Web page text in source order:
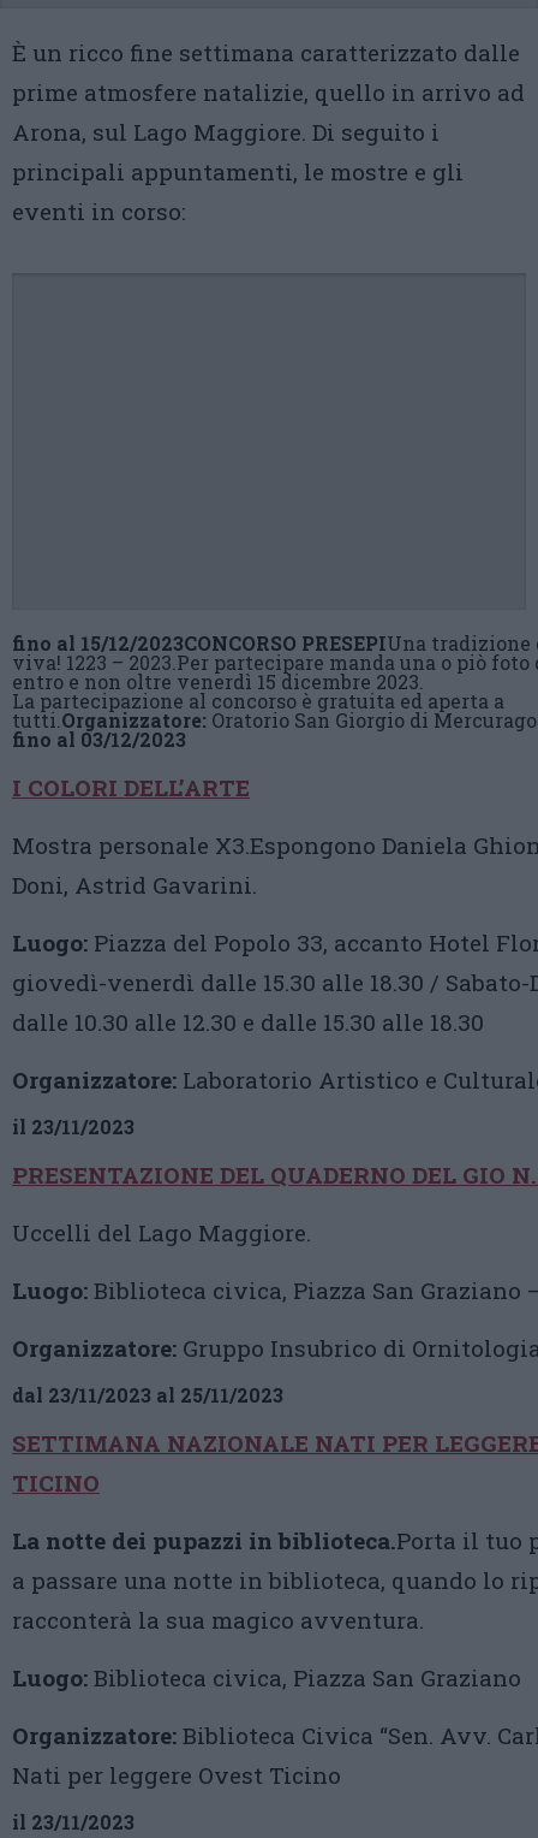
È un ricco fine settimana caratterizzato dalle
prime atmosfere natalizie, quello in arrivo ad
Arona, sul Lago Maggiore. Di seguito i
principali appuntamenti, le mostre e gli
eventi in corso:
fino al 15/12/2023CONCORSO PRESEPIUna tradizione
viva! 1223 – 2023.Per partecipare manda una o piò foto
entro e non oltre venerdì 15 dicembre 2023.
La partecipazione al concorso è gratuita ed aperta a
tutti. Organizzatore: Oratorio San Giorgio di Mercurago
fino al 03/12/2023
I COLORI DELL’ARTE
Mostra personale X3.Espongono Daniela
Doni, Astrid Gavarini.
Luogo: Piazza del Popolo 33, accanto Hotel
giovedì-venerdì dalle 15.30 alle 18.30 / Sabato-
dalle 10.30 alle 12.30 e dalle 15.30 alle 18.30
Organizzatore: Laboratorio Artistico e
il 23/11/2023
PRESENTAZIONE DEL QUADERNO DEL GIO
Uccelli del Lago Maggiore.
Luogo: Biblioteca civica, Piazza San Graziano
Organizzatore: Gruppo Insubrico di
dal 23/11/2023 al 25/11/2023
SETTIMANA NAZIONALE NATI PER
TICINO
La notte dei pupazzi in biblioteca.Porta il tuo
a passare una notte in biblioteca, quando lo
racconterà la sua magico avventura.
Luogo: Biblioteca civica, Piazza San Graziano
Organizzatore: Biblioteca Civica “Sen. Avv.
Nati per leggere Ovest Ticino
il 23/11/2023